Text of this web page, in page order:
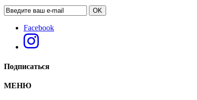
OK
Facebook
Подписаться
МЕНЮ